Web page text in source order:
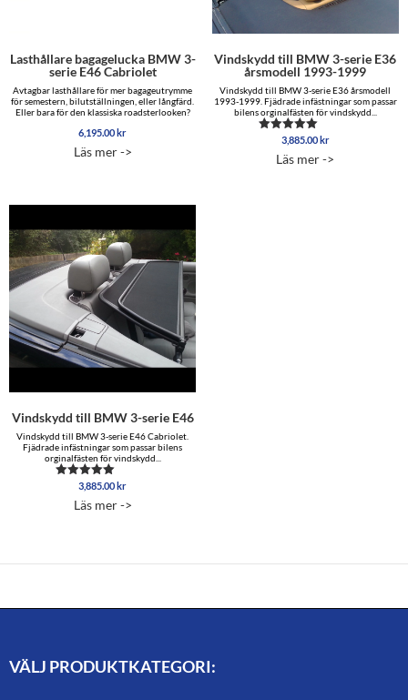
Lasthållare bagagelucka BMW 3-
serie E46 Cabriolet
Avtagbar lasthållare för mer bagageutrymme
för semestern, bilutställningen, eller långfärd.
Eller bara för den klassiska roadsterlooken?
6,195.00 kr
Läs mer ->
Vindskydd till BMW 3-serie E36
årsmodell 1993-1999
Vindskydd till BMW 3-serie E36 årsmodell
1993-1999. Fjädrade infästningar som passar
bilens orginalfästen för vindskydd...
Betygsatt
av 5
3,885.00 kr
Läs mer ->
Vindskydd till BMW 3-serie E46
Vindskydd till BMW 3-serie E46 Cabriolet.
Fjädrade infästningar som passar bilens
orginalfästen för vindskydd...
Betygsatt
av 5
3,885.00kr
Läs mer ->
VÄLJ PRODUKTKATEGORI: